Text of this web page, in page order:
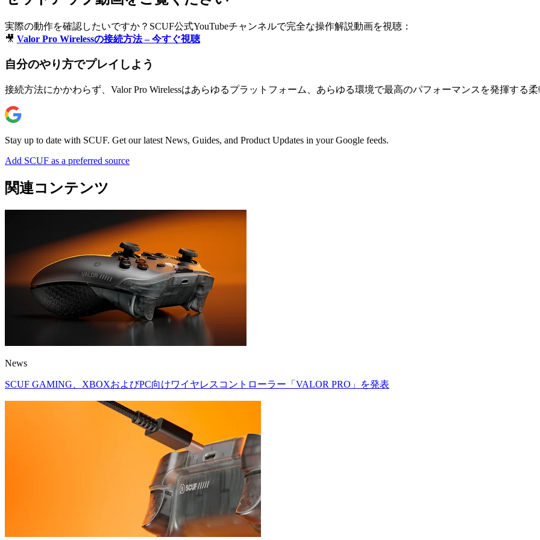
実際の動作を確認したいですか？SCUF公式YouTubeチャンネルで完全な操作解説動画を視聴：
🎥 Valor Pro Wirelessの接続方法 – 今すぐ視聴
自分のやり方でプレイしよう
接続方法にかかわらず、Valor Pro Wirelessはあらゆるプラットフォーム、あらゆる環境で最高のパフォーマンスを発揮する柔
Stay up to date with SCUF. Get our latest News, Guides, and Product Updates in your Google feeds.
Add SCUF as a preferred source
関連コンテンツ
News
SCUF GAMING、XBOXおよびPC向けワイヤレスコントローラー「VALOR PRO」を発表